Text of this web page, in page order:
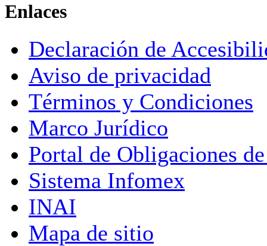
Enlaces
Declaración de
Aviso de privacidad
Términos y Condiciones
Marco Jurídico
Portal de Obligaciones
Sistema Infomex
INAI
Mapa de sitio